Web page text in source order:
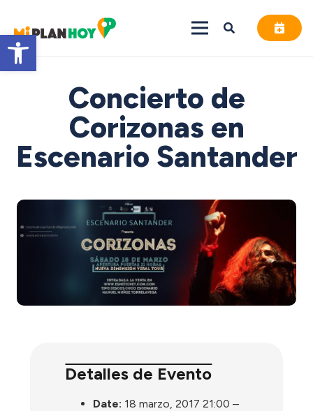
Abrir barra de herramientas
Concierto de
Corizonas en
Escenario Santander
Detalles de Evento
Date: 18 marzo, 2017 21:00 –